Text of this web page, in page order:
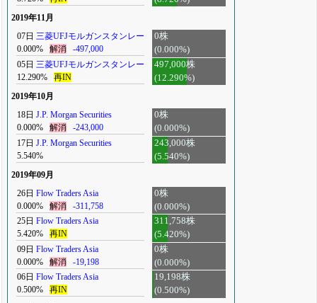
2019年11月
07日 三菱UFJモルガンスタンレー
0.000%
解消 -497,000
0株
(0.000%)
05日 三菱UFJモルガンスタンレー
12.290%
再IN
497,000株
(12.290%)
2019年10月
18日 J.P. Morgan Securities
0.000%
解消 -243,000
0株
(0.000%)
17日 J.P. Morgan Securities
5.540%
243,000株
(5.540%)
2019年09月
26日 Flow Traders Asia
0.000%
解消 -311,758
0株
(0.000%)
25日 Flow Traders Asia
5.420%
再IN
311,758株
(5.420%)
09日 Flow Traders Asia
0.000%
解消 -19,198
0株
(0.000%)
06日 Flow Traders Asia
0.500%
再IN
19,198株
(0.500%)